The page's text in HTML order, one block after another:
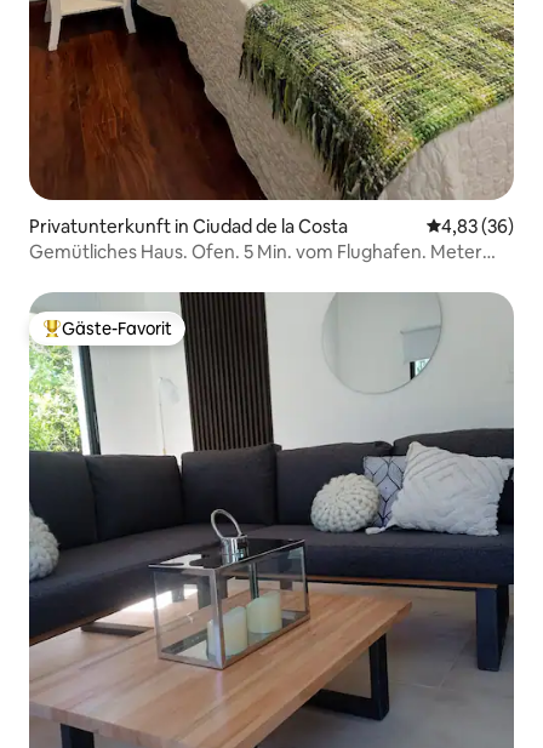
Privatunterkunft in Ciudad de la Costa
4,83 (36)
Gemütliches Haus. Ofen. 5 Min. vom Flughafen. Meter
Beliebter Gäste-Favorit.
Gäste-Favorit